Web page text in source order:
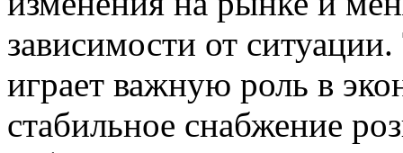
зависимости от
играет важную роль в
стабильное снабжение